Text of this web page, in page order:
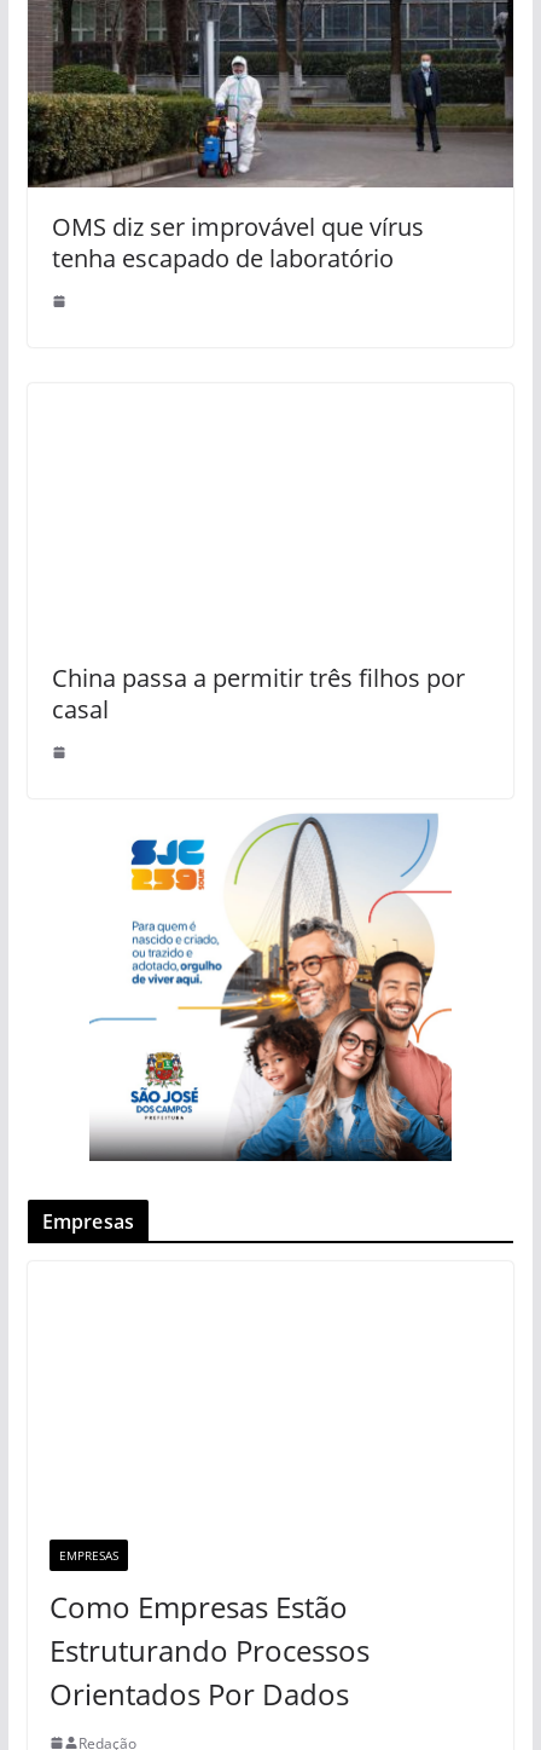
OMS diz ser improvável que vírus
tenha escapado de laboratório
China passa a permitir três filhos por
casal
Empresas
EMPRESAS
Como Empresas Estão
Estruturando Processos
Orientados Por Dados
Redação